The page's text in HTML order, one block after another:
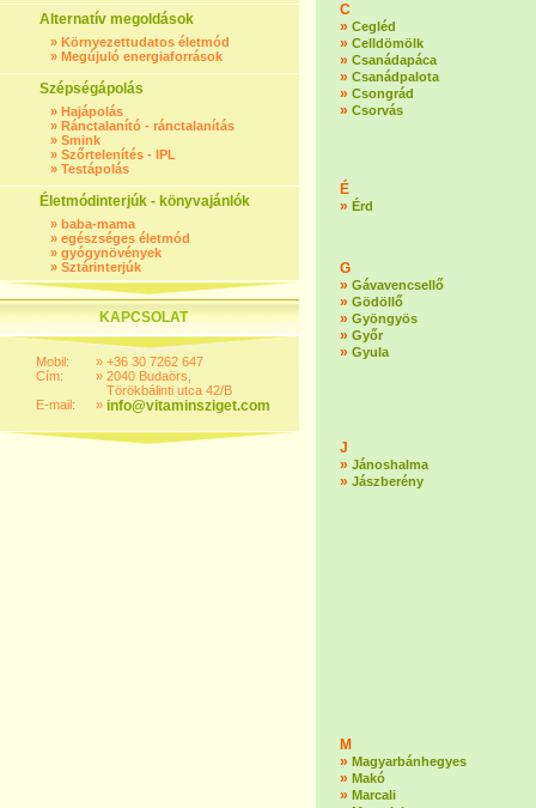
Alternatív megoldások
» Környezettudatos életmód
» Megújuló energiaforrások
Szépségápolás
» Hajápolás
» Ránctalanító - ránctalanítás
» Smink
» Szőrtelenítés - IPL
» Testápolás
Életmódinterjúk - könyvajánlók
» baba-mama
» egészséges életmód
» gyógynövények
» Sztárinterjúk
KAPCSOLAT
Mobil:
Cím:
E-mail:
»
»
»
+36 30 7262 647
2040 Budaörs,
Törökbálinti utca 42/B
info@vitaminsziget.com
C
» Cegléd
» Celldömölk
» Csanádapáca
» Csanádpalota
» Csongrád
» Csorvás
É
» Érd
G
» Gávavencsellő
» Gödöllő
» Gyöngyös
» Győr
» Gyula
J
» Jánoshalma
» Jászberény
M
» Magyarbánhegyes
» Makó
» Marcali